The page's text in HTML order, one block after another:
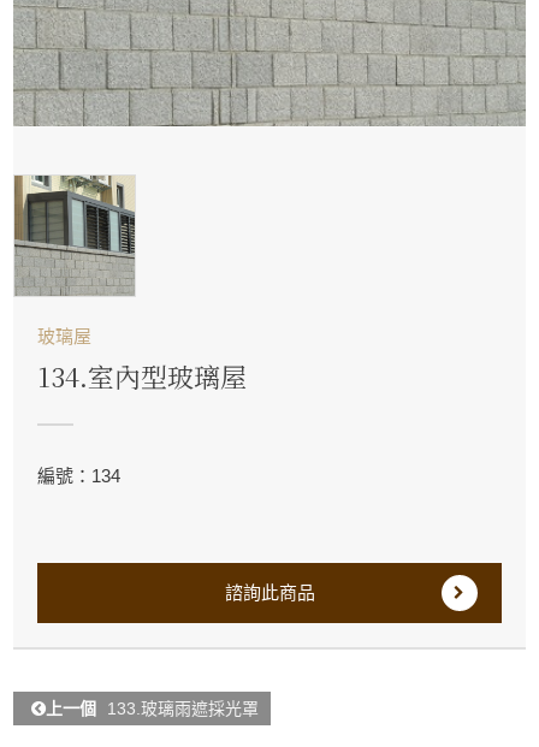
玻璃屋
134.室內型玻璃屋
編號：134
諮詢此商品
上一個 133.玻璃雨遮採光罩